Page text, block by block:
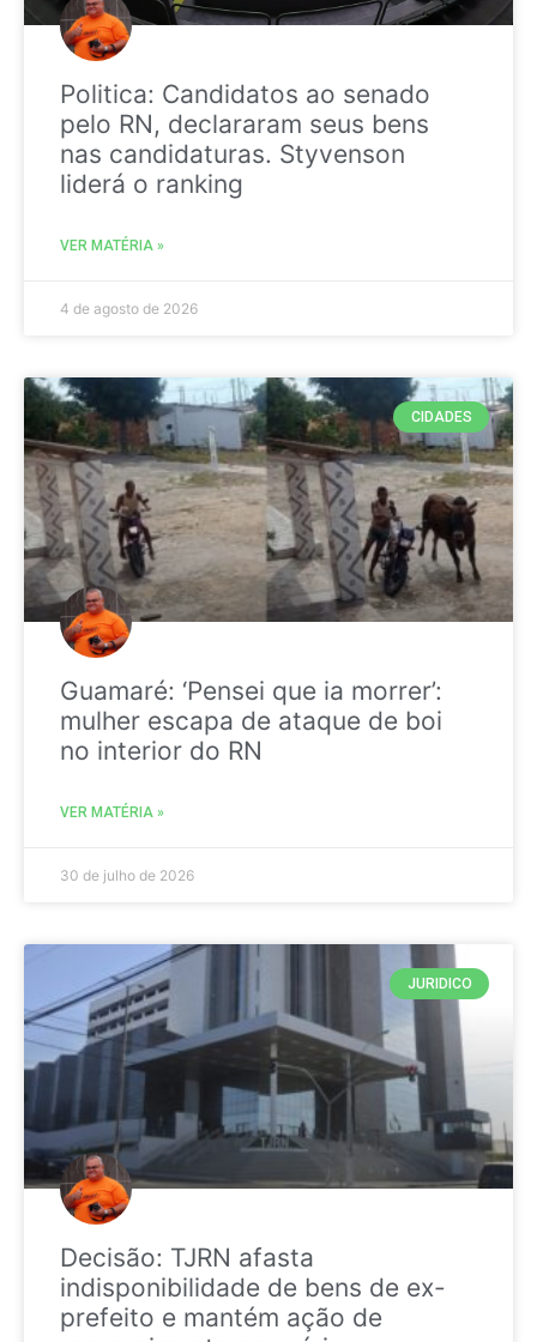
Politica: Candidatos ao senado
pelo RN, declararam seus bens
nas candidaturas. Styvenson
liderá o ranking
VER MATÉRIA »
4 de agosto de 2026
CIDADES
Guamaré: ‘Pensei que ia morrer’:
mulher escapa de ataque de boi
no interior do RN
VER MATÉRIA »
30 de julho de 2026
JURIDICO
Decisão: TJRN afasta
indisponibilidade de bens de ex-
prefeito e mantém ação de